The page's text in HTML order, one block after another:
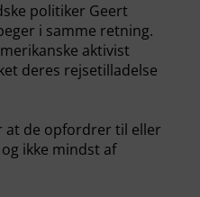
politiker Geert
i samme retning.
aktivist
deres rejsetilladelse
at de opfordrer til eller
ikke mindst af